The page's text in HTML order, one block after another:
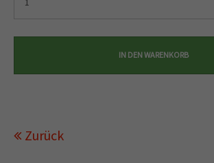
Zurück